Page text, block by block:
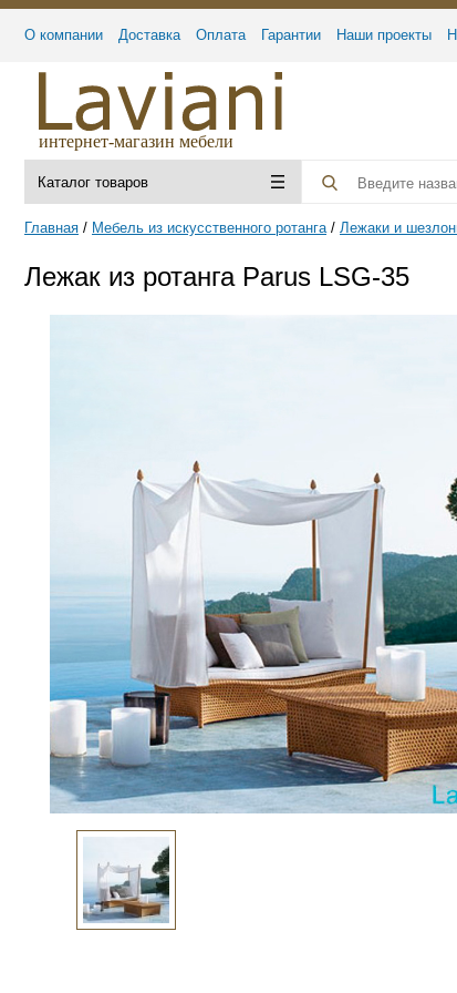
О компании Доставка Оплата Гарантии Наши проекты
интернет-магазин мебели
Каталог товаров
Главная Мебель из искусственного ротанга Лежаки и
Лежак из ротанга Parus LSG-35